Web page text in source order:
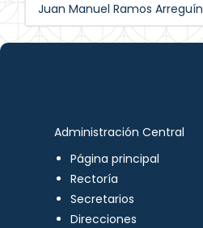
Juan Manuel Ramos Arreguín
Administración Central
Página principal
Rectoría
Secretarios
Direcciones